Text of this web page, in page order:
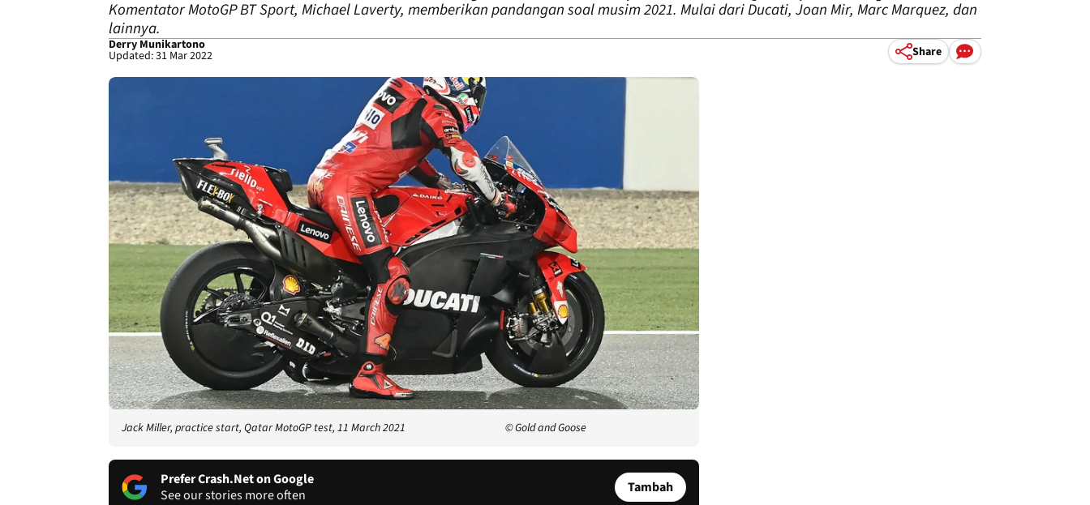
Komentator MotoGP BT Sport, Michael Laverty, memberikan pandangan soal musim 2021. Mulai dari Ducati, Joan Mir, Marc Marquez, dan
lainnya.
Derry Munikartono
Updated: 31 Mar 2022 Share
Jack Miller, practice start, Qatar MotoGP test, 11 March 2021 © Gold and Goose
Prefer Crash.Net on Google
See our stories more often
Tambah